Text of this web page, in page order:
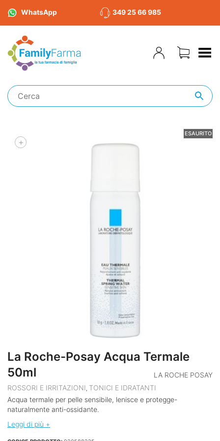
WhatsApp 349 25 66 985
Toggle Menu
ESAURITO
+
La Roche-Posay Acqua Termale
50ml
ROSSORI E IRRITAZIONI TONICI E IDRATANTI
LA ROCHE POSAY
Acqua termale per pelle sensibile, lenisce e protegge-
naturalmente anti-ossidante.
Leggi di più +